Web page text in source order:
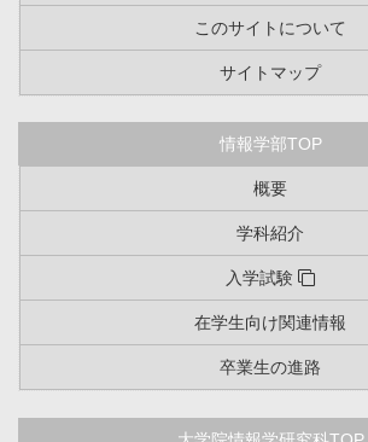
このサイトについて
サイトマップ
情報学部TOP
概要
学科紹介
入学試験
在学生向け関連情報
卒業生の進路